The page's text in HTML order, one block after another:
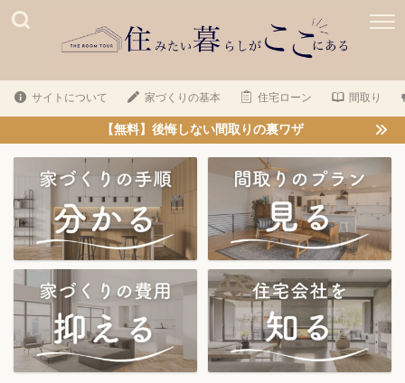
サイトについて 家づくりの基本 住宅ローン 間取り
【無料】後悔しない間取りの裏ワザ